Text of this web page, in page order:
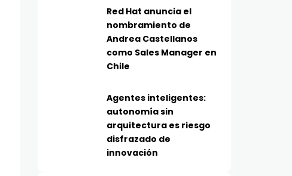
Red Hat anuncia el
nombramiento de
Andrea Castellanos
como Sales Manager en
Chile
Agentes inteligentes:
autonomía sin
arquitectura es riesgo
disfrazado de
innovación